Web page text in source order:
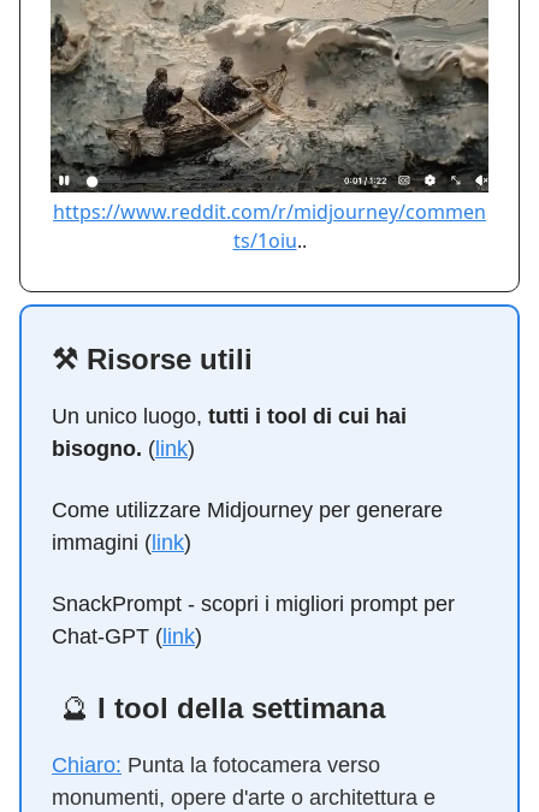
https://www.reddit.com/r/midjourney/commen
ts/1oiu..
⚒️ Risorse utili
Un unico luogo, tutti i tool di cui hai
bisogno. ( link)
Come utilizzare Midjourney per generare
immagini ( link)
SnackPrompt - scopri i migliori prompt per
Chat-GPT ( link)
🔮 I tool della settimana
Chiaro: Punta la fotocamera verso
monumenti, opere d'arte o architettura e